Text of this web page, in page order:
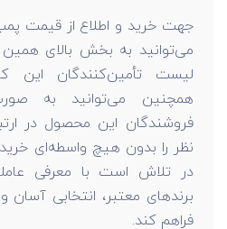
می‌توانید به بخش بالای
لیست تأمین‌کنندگان این
همچنین می‌توانید به
فروشندگان این محصول در
نظر را بدون هیچ واسطه‌ای
در تلاش است با معرفی
برندهای معتبر، انتخابی آسان
فراهم کند.